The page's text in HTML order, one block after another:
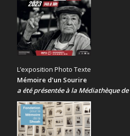
L’exposition Photo Texte
Mémoire d’un Sourire
a été présentéeà la Médiathèque